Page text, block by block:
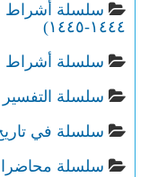
سلسلة أشراط
١٤٤٤-١٤٤٥)
سلسلة أشراط
سلسلة
سلسلة في تاريخ
سلسلة